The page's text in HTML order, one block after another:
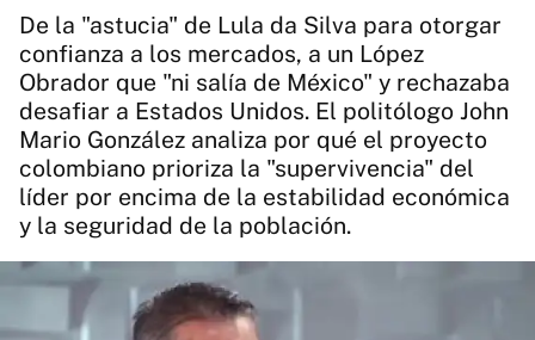
Diario del Juicio
De la "astucia" de Lula da Silva para otorgar
confianza a los mercados, a un López
Obrador que "ni salía de México" y rechazaba
desafiar a Estados Unidos. El politólogo John
Mario González analiza por qué el proyecto
colombiano prioriza la "supervivencia" del
líder por encima de la estabilidad económica
y la seguridad de la población.